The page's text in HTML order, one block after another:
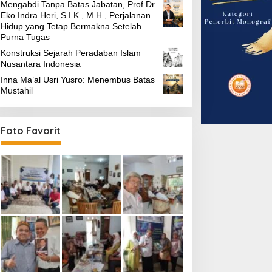
Mengabdi Tanpa Batas Jabatan, Prof Dr.
Eko Indra Heri, S.I.K., M.H., Perjalanan
Hidup yang Tetap Bermakna Setelah
Purna Tugas
Konstruksi Sejarah Peradaban Islam
Nusantara Indonesia
Inna Ma’al Usri Yusro: Menembus Batas
Mustahil
Foto Favorit